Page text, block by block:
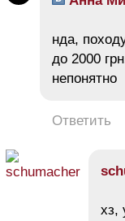
нда,
до 2000
непонятно
Ответить
хз,